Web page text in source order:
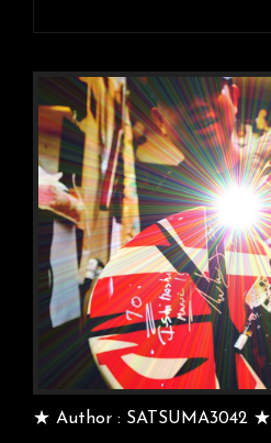
ゲ
ョ
ン
★ Author : SATSUMA3042 ★